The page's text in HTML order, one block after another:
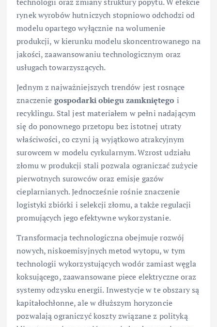
rynek wyrobów hutniczych stopniowo odchodzi od
modelu opartego wyłącznie na wolumenie
produkcji, w kierunku modelu skoncentrowanego na
jakości, zaawansowaniu technologicznym oraz
usługach towarzyszących.
Jednym z najważniejszych trendów jest rosnące
znaczenie gospodarki obiegu zamkniętego i
recyklingu. Stal jest materiałem w pełni nadającym
się do ponownego przetopu bez istotnej utraty
właściwości, co czyni ją wyjątkowo atrakcyjnym
surowcem w modelu cyrkularnym. Wzrost udziału
złomu w produkcji stali pozwala ograniczać zużycie
pierwotnych surowców oraz emisje gazów
cieplarnianych. Jednocześnie rośnie znaczenie
logistyki zbiórki i selekcji złomu, a także regulacji
promujących jego efektywne wykorzystanie.
Transformacja technologiczna obejmuje rozwój
nowych, niskoemisyjnych metod wytopu, w tym
technologii wykorzystujących wodór zamiast węgla
koksującego, zaawansowane piece elektryczne oraz
systemy odzysku energii. Inwestycje w te obszary są
kapitałochłonne, ale w dłuższym horyzoncie
pozwalają ograniczyć koszty związane z polityką